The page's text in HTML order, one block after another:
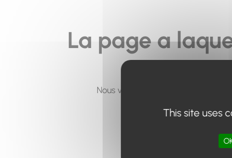
La page a
Nous vous invitons à utiliser le
This site uses